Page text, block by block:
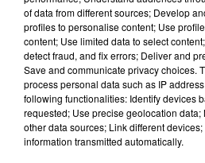
prison avec sursis et"devra
offensée"précise-t-on.
of data from different sources; Develop
profiles to personalise content; Use
content; Use limited data to select
detect fraud, and fix errors; Deliver and
Save and communicate privacy choices.
process personal data such as IP
following functionalities: Identify devices
requested; Use precise geolocation
other data sources; Link different
information transmitted automatically.